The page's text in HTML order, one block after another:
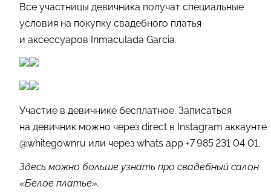
Все участницы девичника получат специальные
условия на покупку свадебного платья
и аксессуаров Inmaculada Garcia.
Участие в девичнике бесплатное. Записаться
на девичник можно через direct в Instagram аккаунте
@whitegownru или через whats app +7 985 231 04 01.
Здесь можно больше узнать про свадебный салон
«Белое платье».